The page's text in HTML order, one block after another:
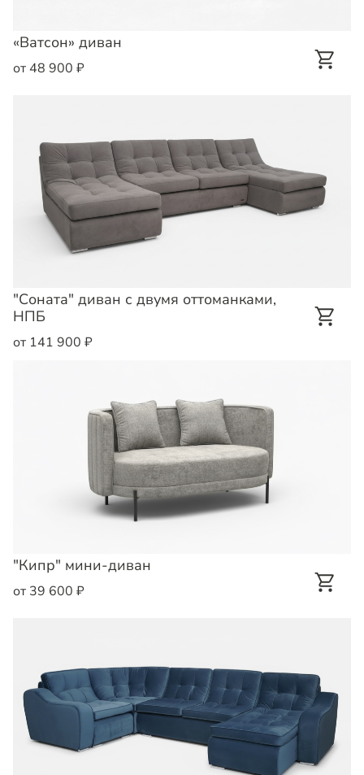
«Ватсон» диван
от 48 900 ₽
"Соната" диван с двумя оттоманками,
НПБ
от 141 900 ₽
"Кипр" мини-диван
от 39 600 ₽